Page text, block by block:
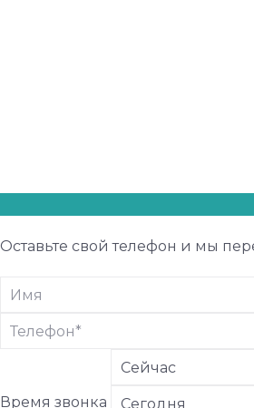
Оставьте свой телефон и мы
Время звонка